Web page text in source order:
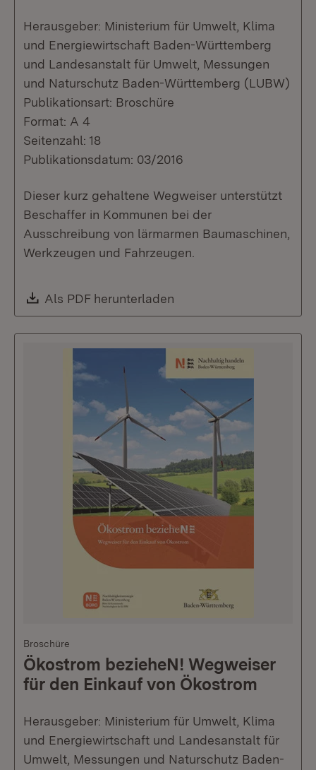
Herausgeber: Ministerium für Umwelt, Klima
und Energiewirtschaft Baden-Württemberg
und Landesanstalt für Umwelt, Messungen
und Naturschutz Baden-Württemberg (LUBW)
Publikationsart: Broschüre
Format: A 4
Seitenzahl: 18
Publikationsdatum: 03/2016
Dieser kurz gehaltene Wegweiser unterstützt
Beschaffer in Kommunen bei der
Ausschreibung von lärmarmen Baumaschinen,
Werkzeugen und Fahrzeugen.
Download:
Als PDF herunterladen
Broschüre
Ökostrom bezieheN! Wegweiser
für den Einkauf von Ökostrom
Herausgeber: Ministerium für Umwelt, Klima
und Energiewirtschaft und Landesanstalt für
Umwelt, Messungen und Naturschutz Baden-